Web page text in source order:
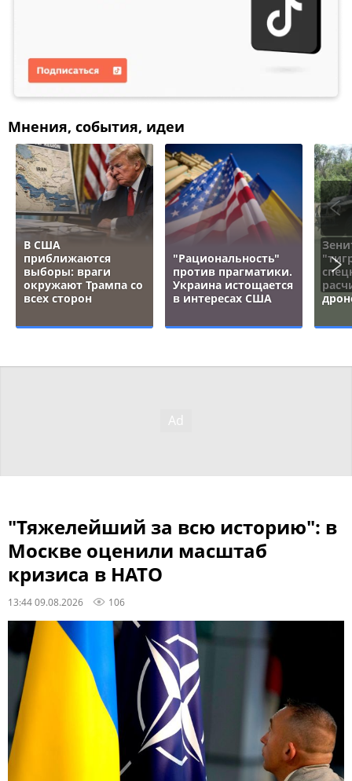
Мнения, события, идеи
В США
приближаются
выборы: враги
окружают Трампа со
всех сторон
"Рациональность"
против прагматики.
Украина истощается
в интересах США
"Тяжелейший за всю историю": в
Москве оценили масштаб
кризиса в НАТО
13:44 09.08.2026 106